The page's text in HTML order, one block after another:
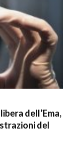
dell’Ema,
del